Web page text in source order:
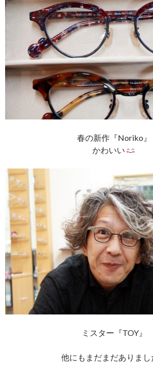
春の新作『Noriko』
かわいい
ミスター『TOY』
他にもまだまだありまし